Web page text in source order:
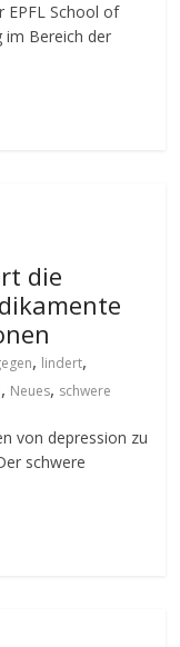
EPFL School of
im Bereich der
die
, lindert,
, Neues, schwere
von depression zu
schwere